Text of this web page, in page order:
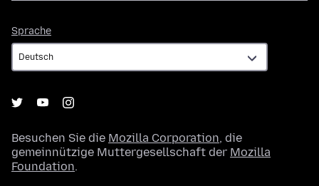
Sprache
Besuchen Sie die Mozilla Corporation, die
gemeinnützige Muttergesellschaft der Mozilla
Foundation.